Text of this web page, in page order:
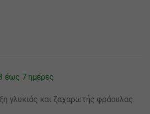
έως 7 ημέρες
γλυκιάς και ζαχαρωτής φράουλας.